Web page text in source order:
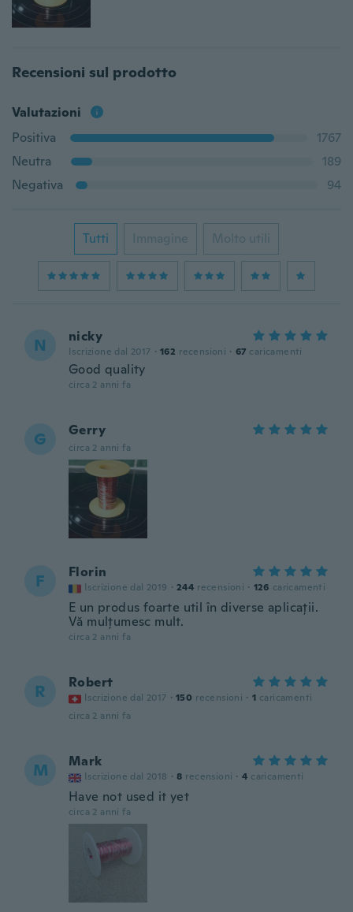
Recensioni sul prodotto
Valutazioni
Positiva
1767
Neutra
189
Negativa
94
Tutti Immagine Molto utili
N nicky
Iscrizione dal 2017 · 162 recensioni · 67 caricamenti
Good quality
circa 2 anni fa
G Gerry
circa 2 anni fa
F Florin
Iscrizione dal 2019 · 244 recensioni · 126 caricamenti
E un produs foarte util în diverse aplicații.
Vă mulțumesc mult.
circa 2 anni fa
R Robert
Iscrizione dal 2017 · 150 recensioni · 1 caricamenti
circa 2 anni fa
M Mark
Iscrizione dal 2018 · 8 recensioni · 4 caricamenti
Have not used it yet
circa 2 anni fa